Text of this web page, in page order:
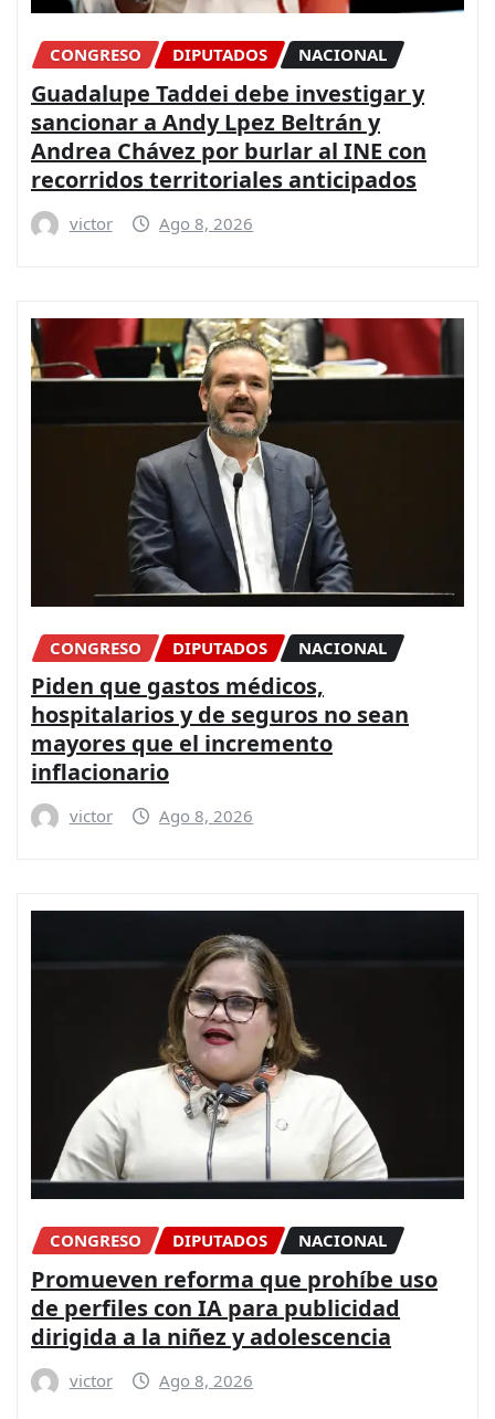
CONGRESO DIPUTADOS NACIONAL
Guadalupe Taddei debe investigar y
sancionar a Andy Lpez Beltrán y
Andrea Chávez por burlar al INE con
recorridos territoriales anticipados
victor Ago 8, 2026
CONGRESO DIPUTADOS NACIONAL
Piden que gastos médicos,
hospitalarios y de seguros no sean
mayores que el incremento
inflacionario
victor Ago 8, 2026
CONGRESO DIPUTADOS NACIONAL
Promueven reforma que prohíbe uso
de perfiles con IA para publicidad
dirigida a la niñez y adolescencia
victor Ago 8, 2026